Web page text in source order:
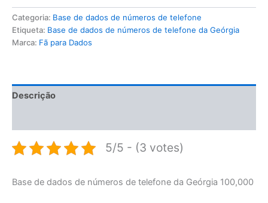
Categoria: Base de dados de números de telefone
Etiqueta: Base de dados de números de telefone da Geórgia
Marca: Fã para Dados
Descrição
5/5 - (3 votes)
Base de dados de números de telefone da Geórgia 100,000